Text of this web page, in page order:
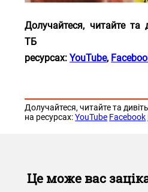
Долучайтеся, читайте та
ТБ
ресурсах:YouTube,
Долучайтеся, читайте та
на ресурсах:YouTube Facebook
Це може вас